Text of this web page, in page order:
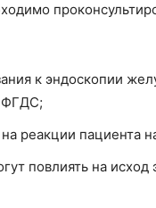
к эндоскопии
ФГДС;
реакции пациента
повлиять на исход